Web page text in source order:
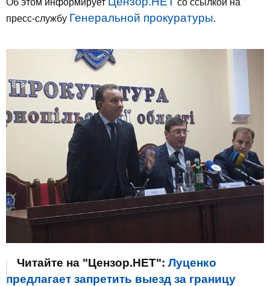
Об этом информирует
со ссылкой на
пресс-службу Генеральной прокуратуры.
Читайте на "Цензор.НЕТ": Луценко
предлагает запретить выезд за границу